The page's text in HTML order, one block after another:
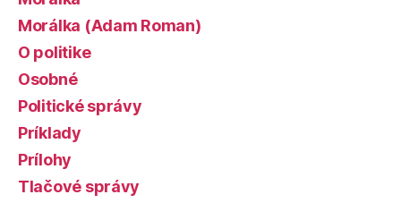
Morálka (Adam Roman)
O politike
Osobné
Politické správy
Príklady
Prílohy
Tlačové správy